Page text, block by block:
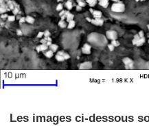
Les images ci-dessous